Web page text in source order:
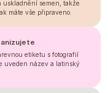
semen, takže
máte vše připraveno.
etiketu s fotografií
uveden název a latinský